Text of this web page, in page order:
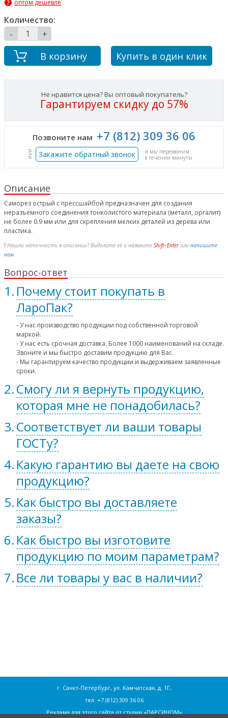
оптом дешевле
Количество:
-
+
В корзину Купить в один клик
Не нравится цена? Вы оптовый покупатель?
Гарантируем скидку до 57%
Позвоните нам +7 (812) 309 36 06
или Закажите обратный звонок
и мы перезвоним
в течении минуты
Описание
Саморез острый с прессшайбой предназначен для создания
неразъемного соединения тонколистого материала (металл, оргалит)
не более 0.9 мм или для скрепления мелких деталей из дерева или
пластика.
! Нашли неточность в описании? Выделите её и нажмите Shift+Enterили напишите
нам.
Вопрос-ответ
Почему стоит покупать в
ЛароПак?
- У нас производство продукции под собственной торговой
маркой.
- У нас есть срочная доставка. Более 1000 наименований на складе.
Звоните и мы быстро доставим продукцию для Вас.
- Мы гарантируем качество продукции и выдерживаем заявленные
сроки.
Смогу ли я вернуть продукцию,
которая мне не понадобилась?
Соответствует ли ваши товары
ГОСТу?
Какую гарантию вы даете на свою
продукцию?
Как быстро вы доставляете
заказы?
Как быстро вы изготовите
продукцию по моим параметрам?
Все ли товары у вас в наличии?
г. Санкт-Петербург, ул. Камчатская, д. 1Г,
тел. +7 (812) 309 36 06
Реклама для этого сайта отстудии «ПАРСИНОМ»